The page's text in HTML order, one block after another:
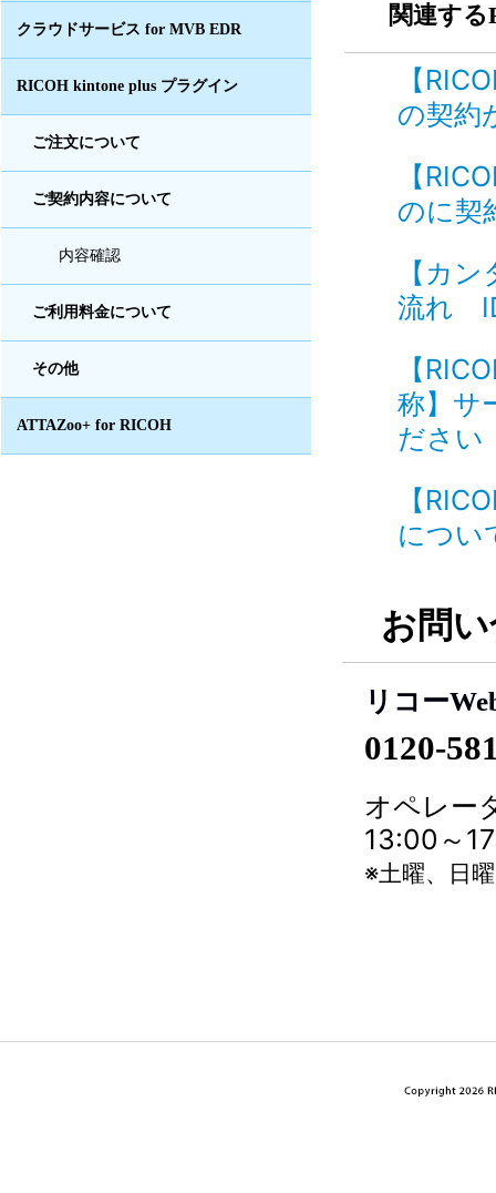
クラウドサービス for MVB EDR
RICOH kintone plus プラグイン
ご注文について
ご契約内容について
内容確認
ご利用料金について
その他
ATTAZoo+ for RICOH
関連する
【
の契
【
のに
【カ
流れ
【
称】サ
ださ
【
につ
お問
リコー
0120-
オペレー
13:00～
※土曜、日